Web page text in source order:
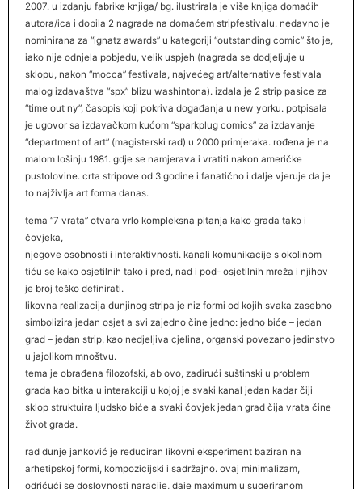
2007. u izdanju fabrike knjiga/ bg. ilustrirala je više knjiga domaćih
autora/ica i dobila 2 nagrade na domaćem stripfestivalu. nedavno je
nominirana za “ignatz awards” u kategoriji “outstanding comic” što je,
iako nije odnjela pobjedu, velik uspjeh (nagrada se dodjeljuje u
sklopu, nakon “mocca” festivala, najvećeg art/alternative festivala
malog izdavaštva “spx” blizu washintona). izdala je 2 strip pasice za
“time out ny”, časopis koji pokriva događanja u new yorku. potpisala
je ugovor sa izdavačkom kućom “sparkplug comics” za izdavanje
“department of art” (magisterski rad) u 2000 primjeraka. rođena je na
malom lošinju 1981. gdje se namjerava i vratiti nakon američke
pustolovine. crta stripove od 3 godine i fanatično i dalje vjeruje da je
to najživlja art forma danas.
tema “7 vrata” otvara vrlo kompleksna pitanja kako grada tako i
čovjeka,
njegove osobnosti i interaktivnosti. kanali komunikacije s okolinom
tiću se kako osjetilnih tako i pred, nad i pod- osjetilnih mreža i njihov
je broj teško definirati.
likovna realizacija dunjinog stripa je niz formi od kojih svaka zasebno
simbolizira jedan osjet a svi zajedno čine jedno: jedno biće – jedan
grad – jedan strip, kao nedjeljiva cjelina, organski povezano jedinstvo
u jajolikom mnoštvu.
tema je obrađena filozofski, ab ovo, zadirući suštinski u problem
grada kao bitka u interakciji u kojoj je svaki kanal jedan kadar čiji
sklop struktuira ljudsko biće a svaki čovjek jedan grad čija vrata čine
život grada.
rad dunje janković je reduciran likovni eksperiment baziran na
arhetipskoj formi, kompozicijski i sadržajno. ovaj minimalizam,
odrićući se doslovnosti naracije, daje maximum u sugeriranom